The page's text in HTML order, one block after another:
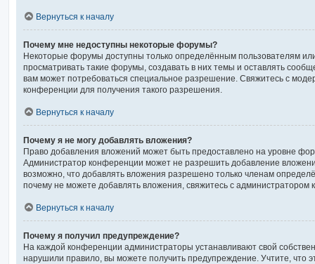
Вернуться к началу
Почему мне недоступны некоторые форумы?
Некоторые форумы доступны только определённым пользователям
просматривать такие форумы, создавать в них темы и оставлять
вам может потребоваться специальное разрешение. Свяжитесь с
конференции для получения такого разрешения.
Вернуться к началу
Почему я не могу добавлять вложения?
Право добавления вложений может быть предоставлено на уровне
Администратор конференции может не разрешить добавление
возможно, что добавлять вложения разрешено только членам
почему не можете добавлять вложения, свяжитесь с администратором
Вернуться к началу
Почему я получил предупреждение?
На каждой конференции администраторы устанавливают свой
нарушили правило, вы можете получить предупреждение. Учтите, что